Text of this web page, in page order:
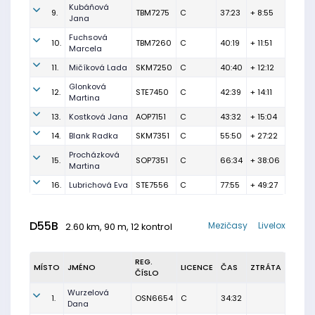
9.
Kubáňová
Jana
TBM7275 C 37:23 + 8:55
10.
Fuchsová
Marcela
TBM7260 C 40:19 + 11:51
11. Mičíková Lada SKM7250 C 40:40 + 12:12
12.
Glonková
Martina
STE7450 C 42:39 + 14:11
13. Kostková Jana AOP7151 C 43:32
+ 15:04
14.
Blank Radka SKM7351 C 55:50 + 27:22
15.
Procházková
Martina
SOP7351 C 66:34 + 38:06
16. Lubrichová Eva STE7556 C 77:55 + 49:27
D55B 2.60 km, 90 m, 12 kontrol Livelox
Mezičasy
MÍSTO JMÉNO
REG.
ČÍSLO
LICENCE ČAS ZTRÁTA
1.
Wurzelová
Dana
OSN6654 C 34:32